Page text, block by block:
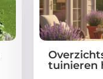
tuinieren